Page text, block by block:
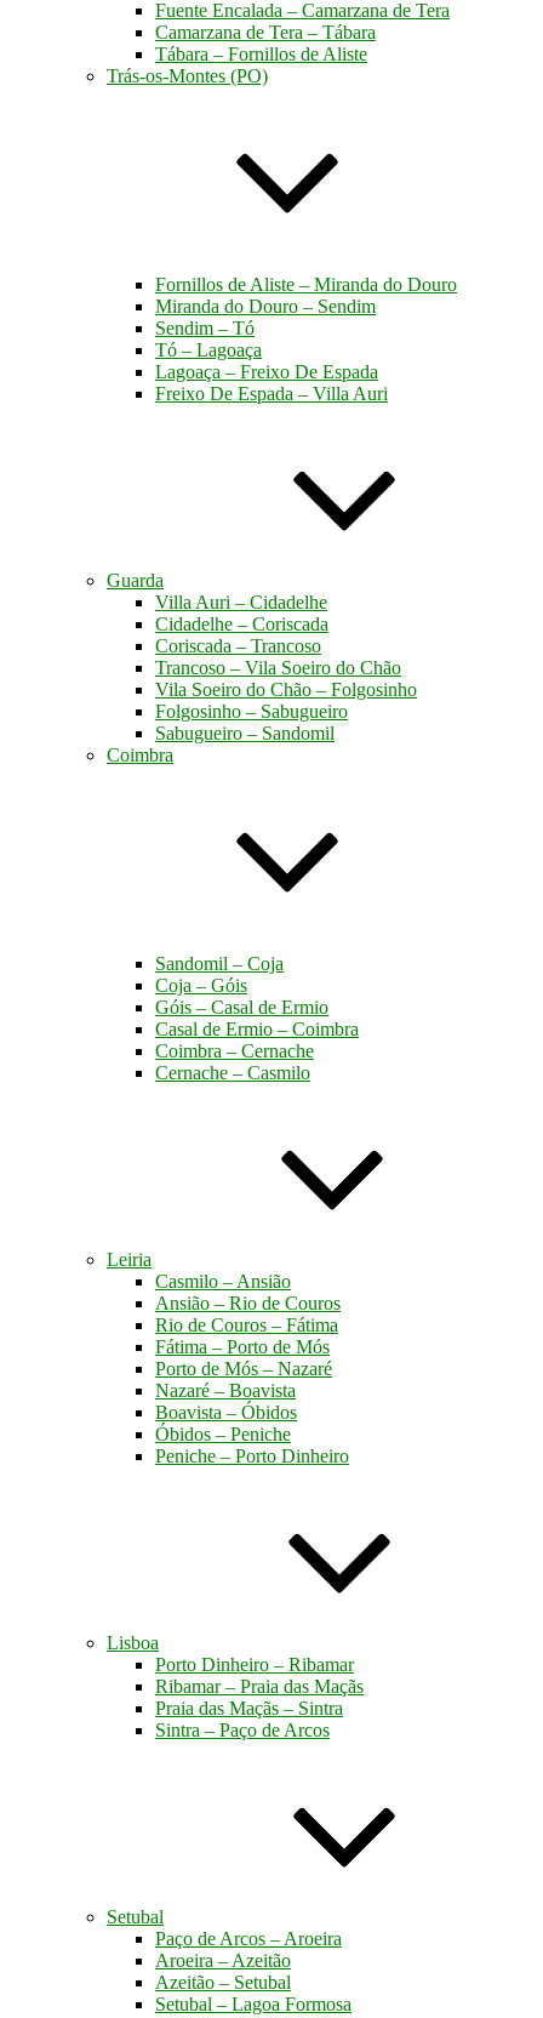
Fuente Encalada – Camarzana de Tera
Camarzana de Tera – Tábara
Tábara – Fornillos de Aliste
Trás-os-Montes (PO)
Fornillos de Aliste – Miranda do Douro
Miranda do Douro – Sendim
Sendim – Tó
Tó – Lagoaça
Lagoaça – Freixo De Espada
Freixo De Espada – Villa Auri
Guarda
Villa Auri – Cidadelhe
Cidadelhe – Coriscada
Coriscada – Trancoso
Trancoso – Vila Soeiro do Chão
Vila Soeiro do Chão – Folgosinho
Folgosinho – Sabugueiro
Sabugueiro – Sandomil
Coimbra
Sandomil – Coja
Coja – Góis
Góis – Casal de Ermio
Casal de Ermio – Coimbra
Coimbra – Cernache
Cernache – Casmilo
Leiria
Casmilo – Ansião
Ansião – Rio de Couros
Rio de Couros – Fátima
Fátima – Porto de Mós
Porto de Mós – Nazaré
Nazaré – Boavista
Boavista – Óbidos
Óbidos – Peniche
Peniche – Porto Dinheiro
Lisboa
Porto Dinheiro – Ribamar
Ribamar – Praia das Maçãs
Praia das Maçãs – Sintra
Sintra – Paço de Arcos
Setubal
Paço de Arcos – Aroeira
Aroeira – Azeitão
Azeitão – Setubal
Setubal – Lagoa Formosa